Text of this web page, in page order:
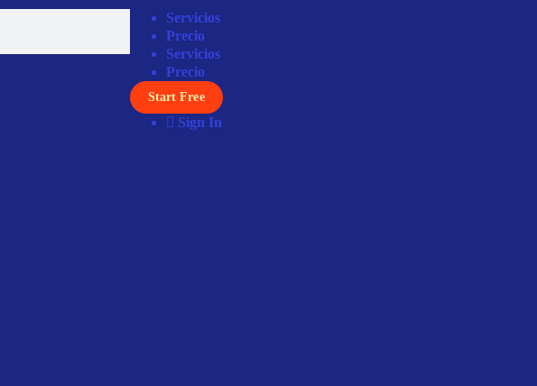
Servicios
Precio
Servicios
Precio
Start Free
Sign In